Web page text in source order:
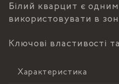
Білий кварцит є
використовувати в
Ключові властивості
Характеристика